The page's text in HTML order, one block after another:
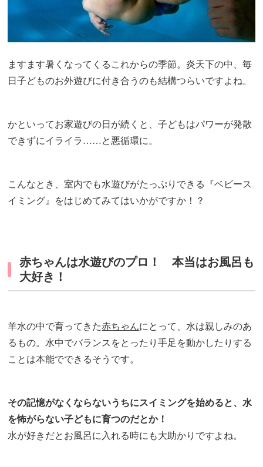
ますます暑くなってくるこれからの季節。炎天下の中、毎
日子どものお外遊びに付き合うのも結構つらいですよね。
かといってお家遊びの日が続くと、子どもはパワーが発散
できずにイライラ……と悪循環に。
こんなとき、室内でも水遊びがたっぷりできる『ベビース
イミング』をはじめてみてはいかがですか！？
赤ちゃんは水遊びのプロ！ 本当はお風呂も
大好き！
羊水の中で育ってきた赤ちゃんにとって、水は親しみのあ
るもの。水中でバランスをとったり手足を動かしたりする
ことは本能でできるそうです。
その記憶がなくならないうちにスイミングを始めると、水
を怖がらない子どもに育つのだとか！
水が好きだとお風呂に入れる時にも大助かりですよね。